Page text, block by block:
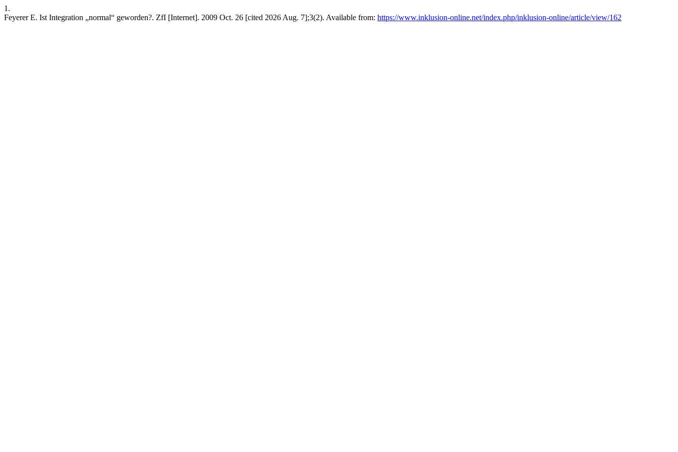
1.
Feyerer E. Ist Integration „normal“ geworden?. ZfI [Internet]. 2009 Oct. 26 [cited 2026 Aug. 7];3(2). Available from: https://www.inklusion-online.net/index.php/inklusion-online/article/view/162